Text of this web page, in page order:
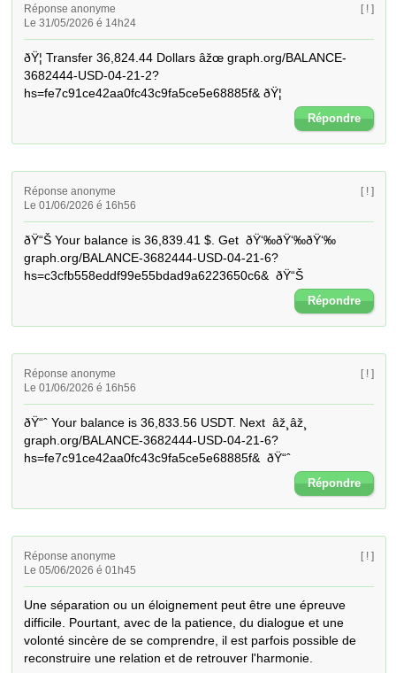
Réponse anonyme
Le 31/05/2026 é 14h24
[ ! ]
ðŸ¦ Transfer 36,824.44 Dollars âžœ graph.org/BALANCE-
3682444-USD-04-21-2?
hs=fe7c91ce42aa0fc43c9fa5ce5e68885f& ðŸ¦
Répondre
Réponse anonyme
Le 01/06/2026 é 16h56
[ ! ]
ðŸ“Š Your balance is 36,839.41 $. Get  ðŸ‘‰ðŸ‘‰ðŸ‘‰
graph.org/BALANCE-3682444-USD-04-21-6?
hs=c3cfb558eddf99e55bdad9a6223650c6&  ðŸ“Š
Répondre
Réponse anonyme
Le 01/06/2026 é 16h56
[ ! ]
ðŸ“ˆ Your balance is 36,833.56 USDT. Next  âž¸âž¸
graph.org/BALANCE-3682444-USD-04-21-6?
hs=fe7c91ce42aa0fc43c9fa5ce5e68885f&  ðŸ“ˆ
Répondre
Réponse anonyme
Le 05/06/2026 é 01h45
[ ! ]
Une séparation ou un éloignement peut être une épreuve
difficile. Pourtant, avec de la patience, du dialogue et une
volonté sincère de se comprendre, il est parfois possible de
reconstruire une relation et de retrouver l'harmonie.